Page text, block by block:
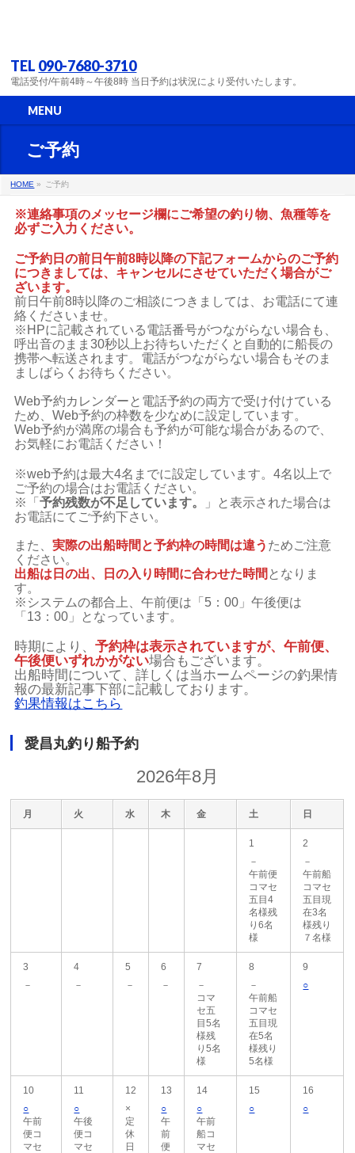
TEL 090-7680-3710
電話受付/午前4時～午後8時 当日予約は状況により受付いたします。
MENU
ご予約
HOME » ご予約
※連絡事項のメッセージ欄にご希望の釣り物、魚種等を
必ずご入力ください。
ご予約日の前日午前8時以降の下記フォームからのご予約
につきましては、キャンセルにさせていただく場合がご
ざいます。
前日午前8時以降のご相談につきましては、お電話にて連
絡くださいませ。
※HPに記載されている電話番号がつながらない場合も、
呼出音のまま30秒以上お待ちいただくと自動的に船長の
携帯へ転送されます。電話がつながらない場合もそのま
ましばらくお待ちください。
Web予約カレンダーと電話予約の両方で受け付けている
ため、Web予約の枠数を少なめに設定しています。
Web予約が満席の場合も予約が可能な場合があるので、
お気軽にお電話ください！
※web予約は最大4名までに設定しています。4名以上で
ご予約の場合はお電話ください。
※「予約残数が不足しています。
」と表示された場合は
お電話にてご予約下さい。
また、実際の出船時間と予約枠の時間は違う ためご注意
ください。
出船は日の出、日の入り時間に合わせた時間 となりま
す。
※システムの都合上、午前便は「5：00」午後便は
「13：00」となっています。
時期により、予約枠は表示されていますが、午前便、
午後便いずれかがない場合もございます。
出船時間について、詳しくは当ホームページの釣果情
報の最新記事下部に記載しております。
釣果情報はこちら
愛昌丸釣り船予約
2026年8月
月 火 水 木 金 土 日
1
－
午前便
コマセ
五目4
名様残
り6名
様
2
－
午前船
コマセ
五目現
在3名
様残り
７名様
3
－
4
－
5
－
6
－
7
－
コマ
セ五
目5名
様残
り5名
様
8
－
午前船
コマセ
五目現
在5名
様残り
5名様
9
○
10
○
午前
便コ
マセ
11
○
午後
便コ
マセ
12
×
定
休
日
13
○
午
前
便
14
○
午前
船コ
マセ
15
○
16
○